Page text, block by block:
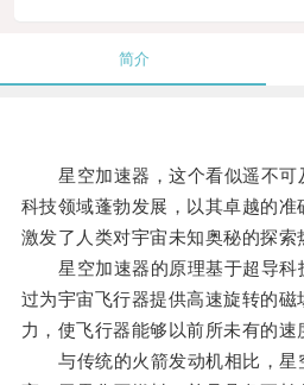
简介
星空加速器，这个看似遥不可
科技领域蓬勃发展，以其卓越的准
激发了人类对宇宙未知奥秘的探索
星空加速器的原理基于超导科
过为宇宙飞行器提供高速旋转的
力，使飞行器能够以前所未有的速
与传统的火箭发动机相比，星